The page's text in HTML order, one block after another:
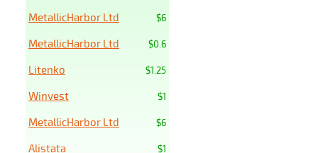
$6
MetallicHarbor Ltd
$0.6
MetallicHarbor Ltd
$1.25
Litenko
$1
Winvest
$6
MetallicHarbor Ltd
$1
Alistata